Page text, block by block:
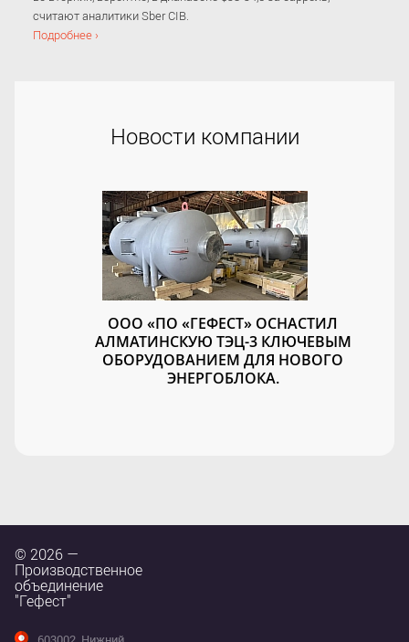
считают аналитики Sber CIB.
Подробнее ›
Новости компании
ООО «ПО «ГЕФЕСТ» ОСНАСТИЛ
АЛМАТИНСКУЮ ТЭЦ-3 КЛЮЧЕВЫМ
ОБОРУДОВАНИЕМ ДЛЯ НОВОГО
ЭНЕРГОБЛОКА.
© 2026 —
Производственное
объединение
"Гефест"